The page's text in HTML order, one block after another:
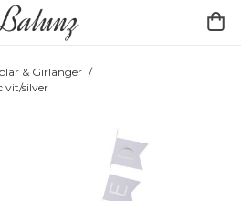
& Girlanger /
vit/silver